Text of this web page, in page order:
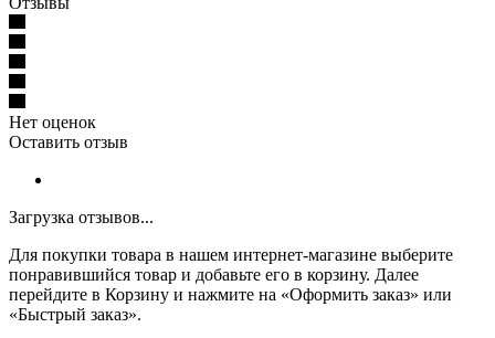
Нет оценок
Оставить отзыв
Загрузка отзывов...
Для покупки товара в нашем интернет-магазине выберите
понравившийся товар и добавьте его в корзину. Далее
перейдите в Корзину и нажмите на «Оформить заказ» или
«Быстрый заказ».